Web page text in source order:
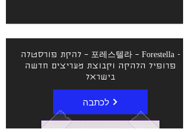
להקת פורסטלה – 포레스텔라 – Forestella -
פרופיל הלהקה וקבוצת מעריצים חדשה
בישראל
לכתבה